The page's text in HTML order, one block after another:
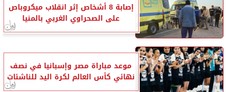
إصابة 8 أشخاص إثر انقلاب ميكروباص
على الصحراوي الغربي بالمنيا
موعد مباراة مصر وإسبانيا في نصف
نهائي كأس العالم لكرة اليد للناشئات